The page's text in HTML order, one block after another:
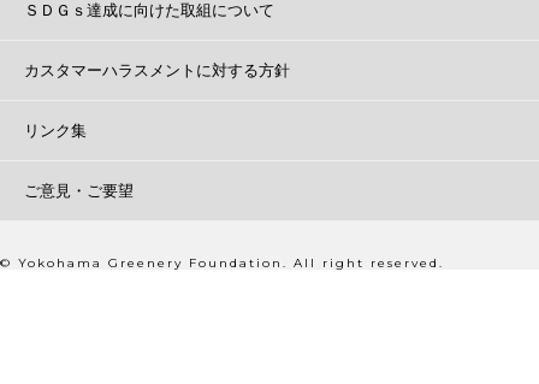
ＳＤＧｓ達成に向けた取組について
カスタマーハラスメントに対する方針
リンク集
ご意見・ご要望
© Yokohama Greenery Foundation. All right reserved.